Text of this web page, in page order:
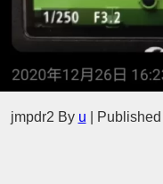
jmpdr2 By u Published